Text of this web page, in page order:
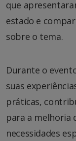
que
estado e
sobre o tema.
Durante o
suas
práticas,
para a melhoria
necessidades